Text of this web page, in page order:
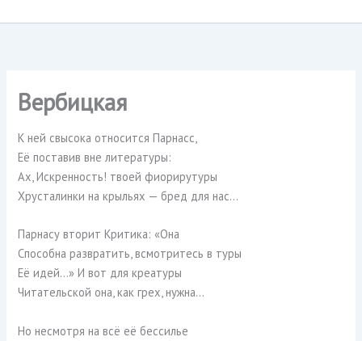
Вербицкая
К ней свысока относится Парнасс,
Её поставив вне литературы:
Ах, Искренность! твоей фиорирутуры
Хрусталинки на крыльях — бред для нас…
Парнасу вторит Критика: «Она
Способна развратить, всмотритесь в туры
Её идей…» И вот для креатуры
Читательской она, как грех, нужна…
Но несмотря на всё её бессилье